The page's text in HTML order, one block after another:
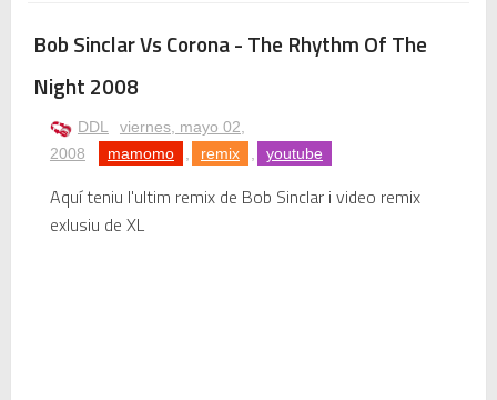
Bob Sinclar Vs Corona - The Rhythm Of The
Night 2008
DDL
viernes, mayo 02,
2008
mamomo , remix , youtube
Aquí teniu l'ultim remix de Bob Sinclar i video remix
exlusiu de XL